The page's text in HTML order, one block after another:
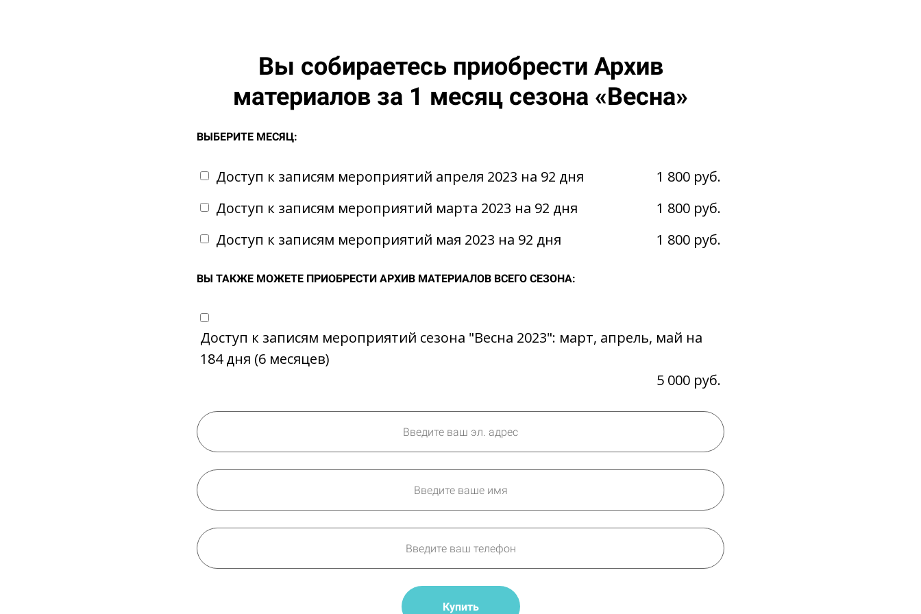
Вы собираетесь приобрести Архив
материалов за 1 месяц сезона «Весна»
ВЫБЕРИТЕ МЕСЯЦ:
Доступ к записям мероприятий апреля 2023 на 92 дня
1 800 руб.
Доступ к записям мероприятий марта 2023 на 92 дня
1 800 руб.
Доступ к записям мероприятий мая 2023 на 92 дня
1 800 руб.
ВЫ ТАКЖЕ МОЖЕТЕ ПРИОБРЕСТИ АРХИВ МАТЕРИАЛОВ ВСЕГО СЕЗОНА:
Доступ к записям мероприятий сезона "Весна 2023": март, апрель, май на
184 дня (6 месяцев)
5 000 руб.
Купить